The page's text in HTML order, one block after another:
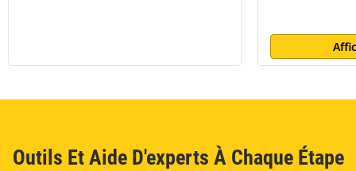
Outils Et Aide D'experts À Chaque Étape